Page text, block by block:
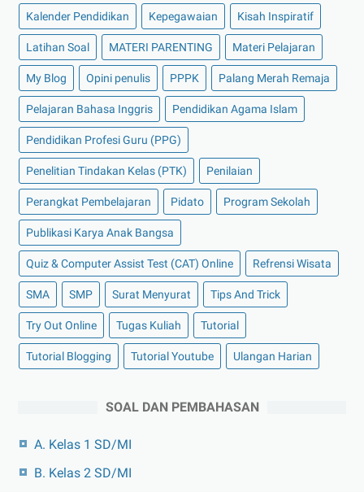
Kalender Pendidikan Kepegawaian Kisah Inspiratif
Latihan Soal MATERI PARENTING Materi Pelajaran
My Blog Opini penulis PPPK Palang Merah Remaja
Pelajaran Bahasa Inggris Pendidikan Agama Islam
Pendidikan Profesi Guru (PPG)
Penelitian Tindakan Kelas (PTK) Penilaian
Perangkat Pembelajaran Pidato Program Sekolah
Publikasi Karya Anak Bangsa
Quiz & Computer Assist Test (CAT) Online Refrensi Wisata
SMA SMP Surat Menyurat Tips And Trick
Try Out Online Tugas Kuliah Tutorial
Tutorial Blogging Tutorial Youtube Ulangan Harian
SOAL DAN PEMBAHASAN
A. Kelas 1 SD/MI
B. Kelas 2 SD/MI